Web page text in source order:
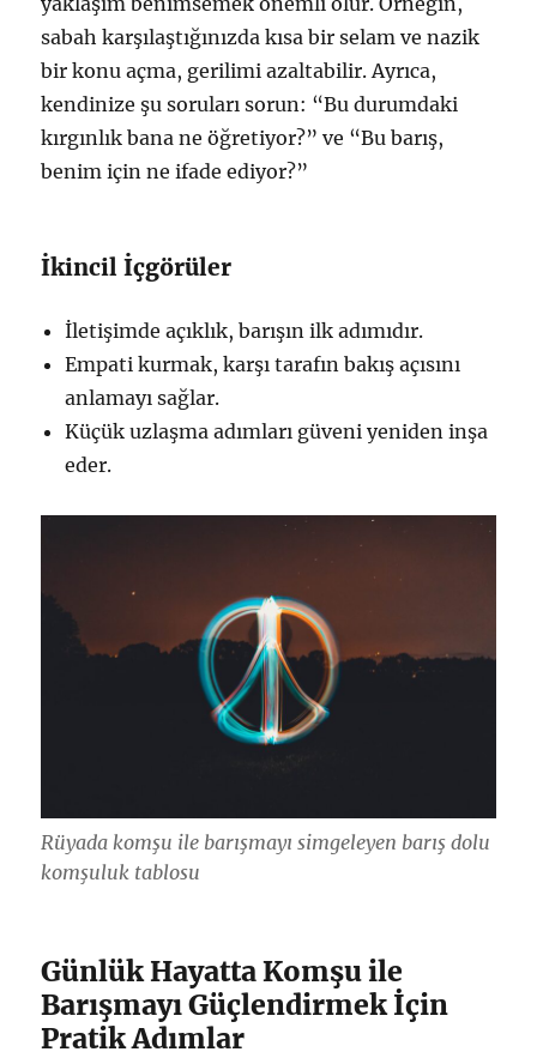
sabah karşılaştığınızda kısa bir selam ve nazik
bir konu açma, gerilimi azaltabilir. Ayrıca,
kendinize şu soruları sorun: “Bu durumdaki
kırgınlık bana ne öğretiyor?” ve “Bu barış,
benim için ne ifade ediyor?”
İkincil İçgörüler
İletişimde açıklık, barışın ilk adımıdır.
Empati kurmak, karşı tarafın bakış açısını
anlamayı sağlar.
Küçük uzlaşma adımları güveni yeniden inşa
eder.
Rüyada komşu ile barışmayı simgeleyen barış dolu
komşuluk tablosu
Günlük Hayatta Komşu ile
Barışmayı Güçlendirmek İçin
Pratik Adımlar